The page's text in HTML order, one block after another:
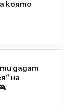
която
ти дадат
на